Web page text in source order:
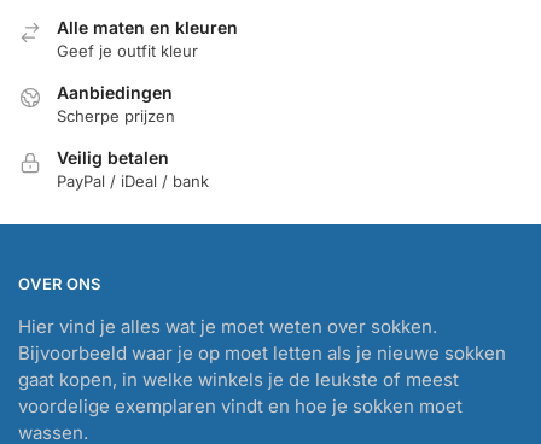
Alle maten en kleuren
Geef je outfit kleur
Aanbiedingen
Scherpe prijzen
Veilig betalen
PayPal / iDeal / bank
OVER ONS
Hier vind je alles wat je moet weten over sokken.
Bijvoorbeeld waar je op moet letten als je nieuwe sokken
gaat kopen, in welke winkels je de leukste of meest
voordelige exemplaren vindt en hoe je sokken moet
wassen.